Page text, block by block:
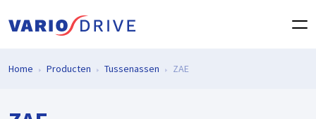
Home Producten Tussenassen ZAE